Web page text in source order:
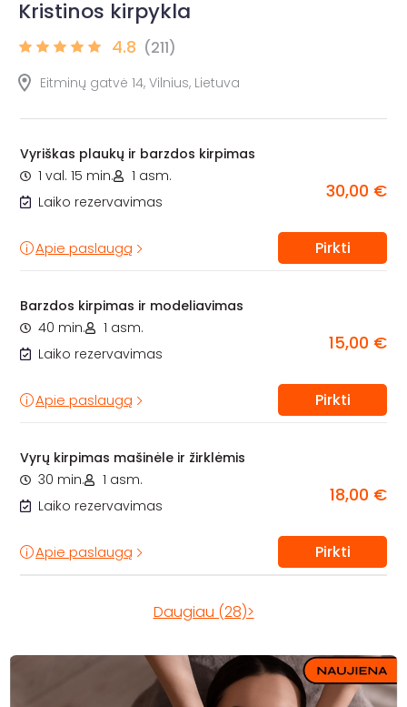
Kristinos kirpykla
4.8 (211)
Eitminų gatvė 14, Vilnius, Lietuva
Vyriškas plaukų ir barzdos kirpimas
1 val. 15 min.
1 asm.
Laiko rezervavimas
30,00 €
Apie paslaugą Pirkti
Barzdos kirpimas ir modeliavimas
40 min.
1 asm.
Laiko rezervavimas
15,00 €
Apie paslaugą Pirkti
Vyrų kirpimas mašinėle ir žirklėmis
30 min.
1 asm.
Laiko rezervavimas
18,00 €
Apie paslaugą Pirkti
Daugiau (28)>